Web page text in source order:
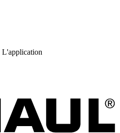
L'application